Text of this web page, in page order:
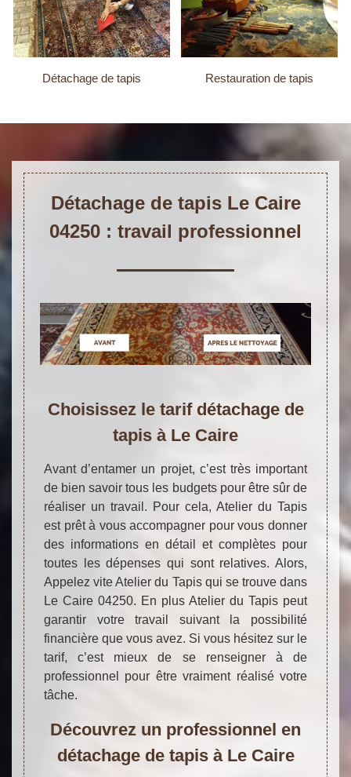
Détachage de tapis Restauration de tapis
Détachage de tapis Le Caire
04250 : travail professionnel
Choisissez le tarif détachage de
tapis à Le Caire
Avant d’entamer un projet, c’est très important
de bien savoir tous les budgets pour être sûr de
réaliser un travail. Pour cela, Atelier du Tapis
est prêt à vous accompagner pour vous donner
des informations en détail et complètes pour
toutes les dépenses qui sont relatives. Alors,
Appelez vite Atelier du Tapis qui se trouve dans
Le Caire 04250. En plus Atelier du Tapis peut
garantir votre travail suivant la possibilité
financière que vous avez. Si vous hésitez sur le
tarif, c’est mieux de se renseigner à de
professionnel pour être vraiment réalisé votre
tâche.
Découvrez un professionnel en
détachage de tapis à Le Caire